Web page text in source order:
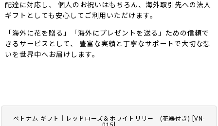
ベトナム ギフト｜レッドローズ＆ホワイトリリー (花器付き)
VN-
配達に対応し、 個人のお祝いはもちろん、海外取引先への法人
ギフトとしても安心してご利用いただけます。
「海外に花を贈る」「海外にプレゼントを送る」ための信頼で
きるサービスとして、 豊富な実績と丁寧なサポートで大切な想
いを世界中へお届けします。